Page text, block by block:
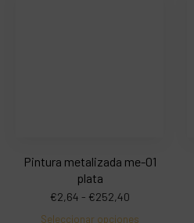
Pintura metalizada me-01
plata
€2,64 - €252,40
Seleccionar opciones